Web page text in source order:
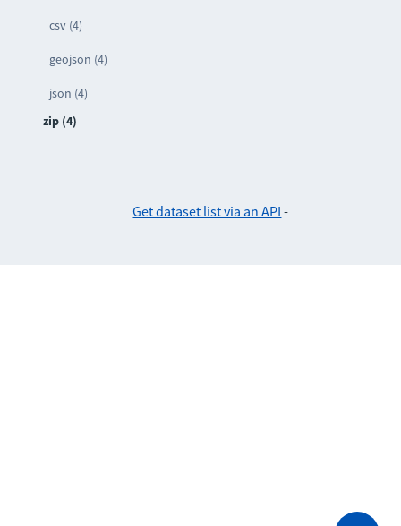
csv (4)
geojson (4)
json (4)
zip (4)
Get dataset list via an API -